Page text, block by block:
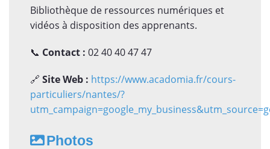
Bibliothèque de ressources numériques et
vidéos à disposition des apprenants.
📞 Contact : 02 40 40 47 47
🔗 Site Web : https://www.acadomia.fr/cours-
particuliers/nantes/?
Photos